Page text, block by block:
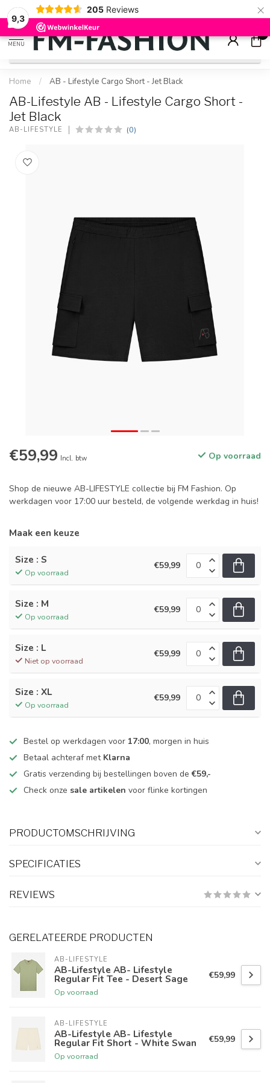
9,3
205 Reviews ×
Check onzesale artikelenvoor flinke kortingen
MENU
0
Home / AB - Lifestyle Cargo Short - Jet Black
AB-Lifestyle AB - Lifestyle Cargo Short -
Jet Black
AB-LIFESTYLE (0)
€59,99 Incl. btw Op voorraad
Shop de nieuwe AB-LIFESTYLE collectie bij FM Fashion. Op
werkdagen voor 17:00 uur besteld, de volgende werkdag in huis!
Maak een keuze
Size : S
Op voorraad
€59,99
Size : M
Op voorraad
€59,99
Size : L
Niet op voorraad
€59,99
Size : XL
Op voorraad
€59,99
Bestel op werkdagen voor 17:00, morgen in huis
Betaal achteraf met Klarna
Gratis verzending bij bestellingen boven de€59,-
Check onze sale artikelen voor flinke kortingen
PRODUCTOMSCHRIJVING
SPECIFICATIES
REVIEWS
GERELATEERDE PRODUCTEN
AB-LIFESTYLE
AB-Lifestyle AB- Lifestyle
Regular Fit Tee - Desert Sage
Op voorraad
€59,99
AB-LIFESTYLE
AB-Lifestyle AB- Lifestyle
Regular Fit Short - White Swan
Op voorraad
€59,99